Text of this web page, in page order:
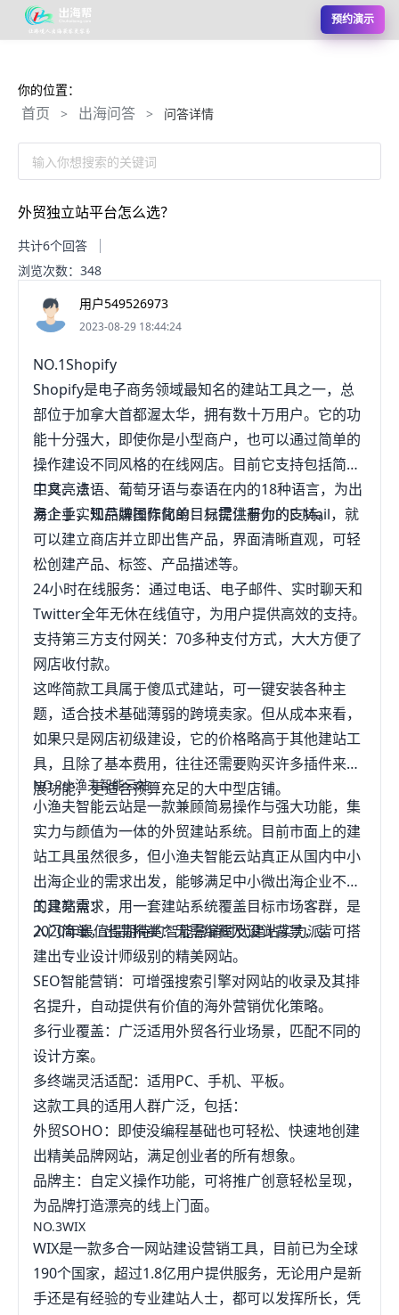
预约演示
你的位置：
首页 > 出海问答 > 问答详情
输入你想搜索的关键词
外贸独立站平台怎么选？
共计6个回答
浏览次数：348
用户549526973
2023-08-29 18:44:24
NO.1Shopify
Shopify是电子商务领域最知名的建站工具之一，总
部位于加拿大首都渥太华，拥有数十万用户。它的功
能十分强大，即使你是小型商户，也可以通过简单的
操作建设不同风格的在线网店。目前它支持包括简体
中文、法语、葡萄牙语与泰语在内的18种语言，为出
海企业实现品牌国际化的目标提供有力的支持。
工具亮点：
易上手，知芦嫌操作简单：只需注册你的E-Mail，就
可以建立商店并立即出售产品，界面清晰直观，可轻
松创建产品、标签、产品描述等。
24小时在线服务：通过电话、电子邮件、实时聊天和
Twitter全年无休在线值守，为用户提供高效的支持。
支持第三方支付网关：70多种支付方式，大大方便了
网店收付款。
这哗简款工具属于傻瓜式建站，可一键安装各种主
题，适合技术基础薄弱的跨境卖家。但从成本来看，
如果只是网店初级建设，它的价格略高于其他建站工
具，且除了基本费用，往往还需要购买许多插件来拓
展功能，更适合预算充足的大中型店铺。
NO.2小渔夫智能云站
小渔夫智能云站是一款兼顾简易操作与强大功能，集
实力与颜值为一体的外贸建站系统。目前市面上的建
站工具虽然很多，但小渔夫智能云站真正从国内中小
出海企业的需求出发，能够满足中小微出海企业不同
的建站需求，用一套建站系统覆盖目标市场客群，是
2020年最值得期待的智能营销时代建站实力派。
工具亮点：
入门简单，出品精美：无需编程及设计背景，皆可搭
建出专业设计师级别的精美网站。
SEO智能营销：可增强搜索引擎对网站的收录及其排
名提升，自动提供有价值的海外营销优化策略。
多行业覆盖：广泛适用外贸各行业场景，匹配不同的
设计方案。
多终端灵活适配：适用PC、手机、平板。
这款工具的适用人群广泛，包括：
外贸SOHO：即使没编程基础也可轻松、快速地创建
出精美品牌网站，满足创业者的所有想象。
品牌主：自定义操作功能，可将推广创意轻松呈现，
为品牌打造漂亮的线上门面。
NO.3WIX
WIX是一款多合一网站建设营销工具，目前已为全球
190个国家，超过1.8亿用户提供服务，无论用户是新
手还是有经验的专业建站人士，都可以发挥所长，凭